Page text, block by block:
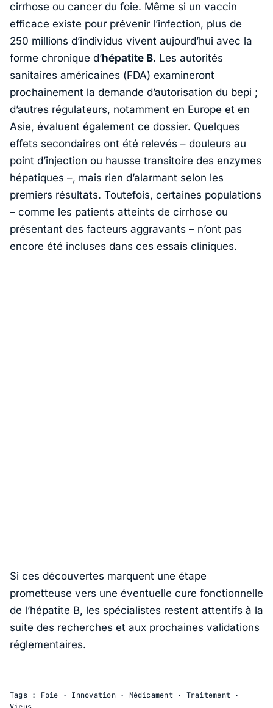
cirrhose ou cancer du foie. Même si un vaccin
efficace existe pour prévenir l’infection, plus de
250 millions d’individus vivent aujourd’hui avec la
forme chronique d’hépatite B. Les autorités
sanitaires américaines (FDA) examineront
prochainement la demande d’autorisation du bepi ;
d’autres régulateurs, notamment en Europe et en
Asie, évaluent également ce dossier. Quelques
effets secondaires ont été relevés – douleurs au
point d’injection ou hausse transitoire des enzymes
hépatiques –, mais rien d’alarmant selon les
premiers résultats. Toutefois, certaines populations
– comme les patients atteints de cirrhose ou
présentant des facteurs aggravants – n’ont pas
encore été incluses dans ces essais cliniques.
Si ces découvertes marquent une étape
prometteuse vers une éventuelle cure fonctionnelle
de l’hépatite B, les spécialistes restent attentifs à la
suite des recherches et aux prochaines validations
réglementaires.
Tags : Foie · Innovation· Médicament· Traitement ·